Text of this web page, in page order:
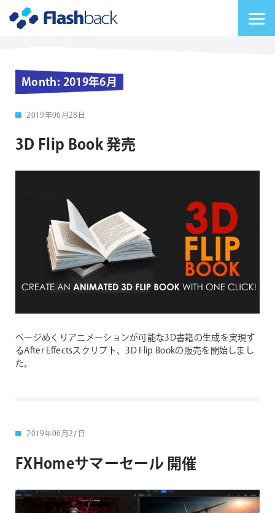
Month: 2019年6月
2019年06月28日
3D Flip Book 発売
ページめくりアニメーションが可能な3D書籍の生成を実現す
るAfter Effectsスクリプト、3D Flip Bookの販売を開始しまし
た。
2019年06月27日
FXHomeサマーセール 開催